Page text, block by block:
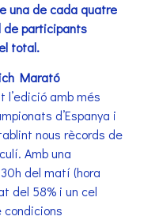
una de cada quatre
de participants
total.
Marató
amb més
d’Espanya i
nous rècords de
Amb una
del matí (hora
del 58% i un cel
condicions